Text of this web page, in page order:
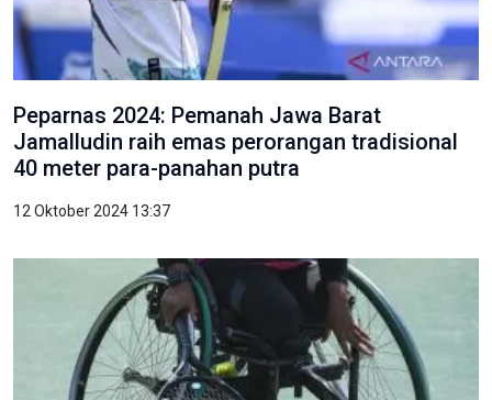
Peparnas 2024: Pemanah Jawa Barat
Jamalludin raih emas perorangan tradisional
40 meter para-panahan putra
12 Oktober 2024 13:37